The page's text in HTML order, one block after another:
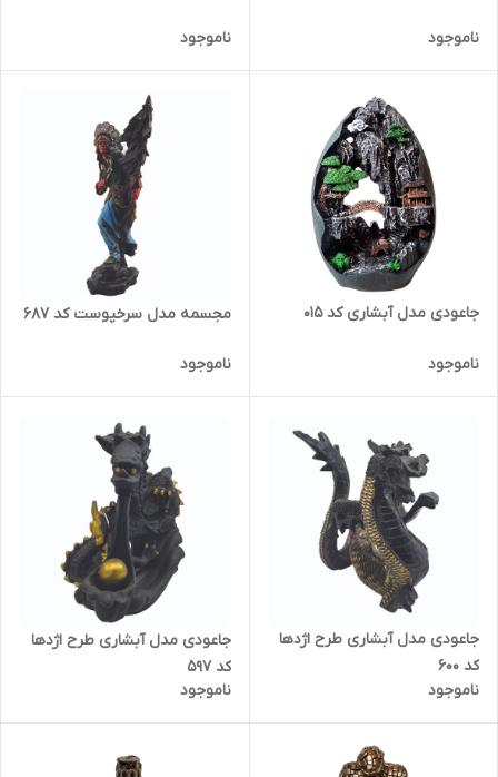
ناموجود ناموجود
جاعودی مدل آبشاری کد 015
ناموجود
مجسمه مدل سرخپوست کد 687
ناموجود
جاعودی مدل آبشاری طرح اژدها
کد 600
ناموجود
جاعودی مدل آبشاری طرح اژدها
کد 597
ناموجود